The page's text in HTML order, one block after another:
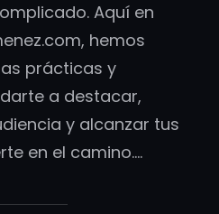
Aquí en
hemos
prácticas y
a destacar,
y alcanzar tus
en el camino.…